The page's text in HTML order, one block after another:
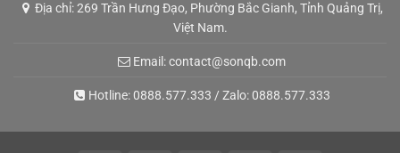
Địa chỉ: 269 Trần Hưng Đạo, Phường Bắc Gianh, Tỉnh Quảng Trị,
Việt Nam.
Email:contact@sonqb.com
Hotline:0888.577.333 / Zalo:0888.577.333